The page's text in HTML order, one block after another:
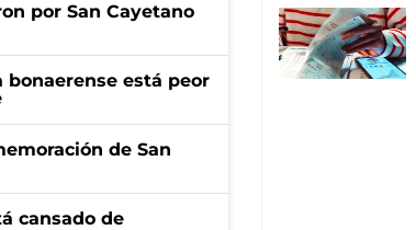
por San Cayetano
está peor
de San
cansado de